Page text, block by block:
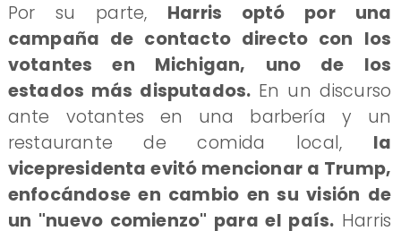
Por su parte, Harris optó por una
campaña de contacto directo con los
votantes en Michigan, uno de los
estados más disputados. En un discurso
ante votantes en una barbería y un
restaurante de comida local, la
vicepresidenta evitó mencionar a Trump,
enfocándose en cambio en su visión de
un "nuevo comienzo" para el país. Harris